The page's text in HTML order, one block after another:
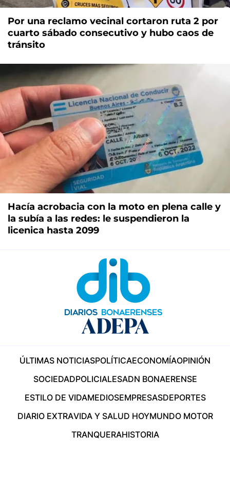
Por una reclamo vecinal cortaron ruta 2 por
cuarto sábado consecutivo y hubo caos de
tránsito
Hacía acrobacia con la moto en plena calle y
la subía a las redes: le suspendieron la
licenica hasta 2099
ÚLTIMAS NOTICIASPOLÍTICAECONOMÍAOPINIÓN
SOCIEDADPOLICIALESADN BONAERENSE
ESTILO DE VIDAMEDIOSEMPRESASDEPORTES
DIARIO EXTRAVIDA Y SALUD HOYMUNDO MOTOR
TRANQUERAHISTORIA